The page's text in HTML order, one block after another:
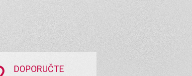
DOPORUČTE